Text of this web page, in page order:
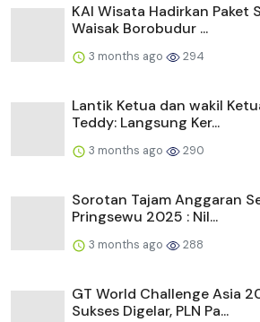
KAI Wisata Hadirkan Paket
Waisak Borobudur ...
3 months ago 294
Lantik Ketua dan wakil
Teddy: Langsung Ker...
3 months ago 290
Sorotan Tajam Anggaran
Pringsewu 2025 : Nil...
3 months ago 288
GT World Challenge Asia
Sukses Digelar, PLN Pa...